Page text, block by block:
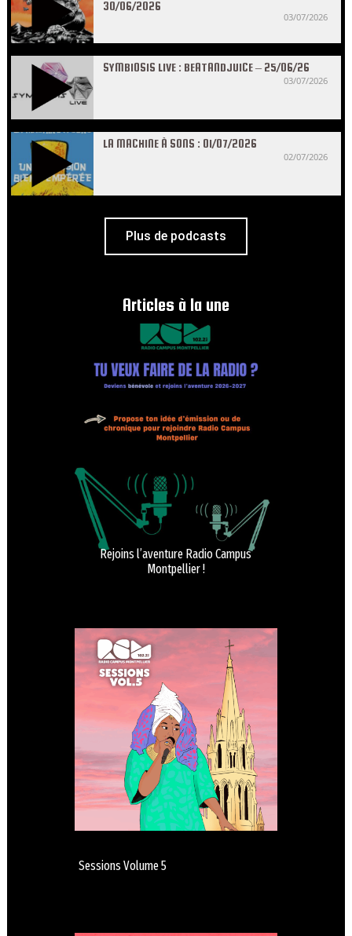
30/06/2026
03/07/2026
SYMBIOSIS LIVE : BEATANDJUICE – 25/06/26
03/07/2026
LA MACHINE À SONS : 01/07/2026
02/07/2026
Plus de podcasts
Articles à la une
Rejoins l’aventure Radio Campus
Montpellier !
Sessions Volume 5